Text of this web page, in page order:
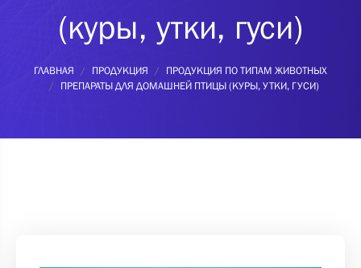
(куры, утки, гуси)
ГЛАВНАЯ ПРОДУКЦИЯ
ПРОДУКЦИЯ ПО ТИПАМ ЖИВОТНЫХ
ПРЕПАРАТЫ ДЛЯ ДОМАШНЕЙ ПТИЦЫ (КУРЫ, УТКИ, ГУСИ)